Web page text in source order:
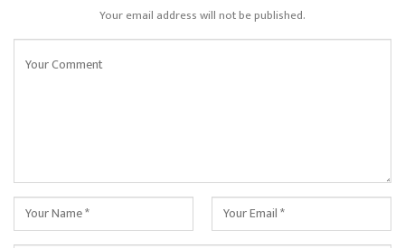
Your email address will not be published.